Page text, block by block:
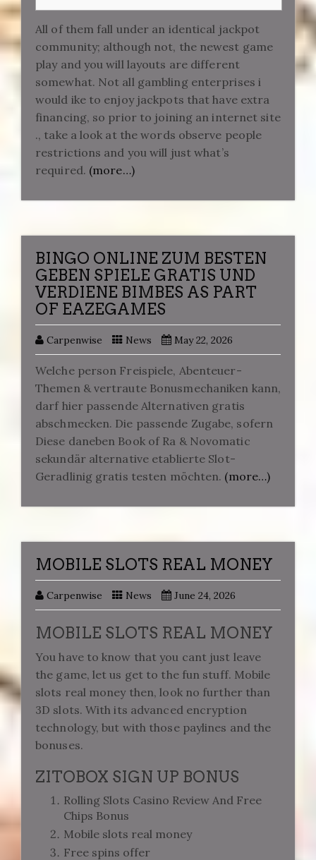
All of them fall under an identical jackpot
community; although not, the newest game
play and you will layouts are different
somewhat. Not all gambling enterprises i
would ike to enjoy jackpots that have extra
financing, so prior to joining an internet site
., take a look at the words observe people
restrictions and you will just what’s
required. (more…)
BINGO ONLINE ZUM BESTEN
GEBEN SPIELE GRATIS UND
VERDIENE BIMBES AS PART
OF EAZEGAMES
Carpenwise News May 22, 2026
Welche person Freispiele, Abenteuer-
Themen & vertraute Bonusmechaniken kann,
darf hier passende Alternativen gratis
abschmecken. Die passende Zugabe, sofern
Diese daneben Book of Ra & Novomatic
sekundär alternative etablierte Slot-
Geradlinig gratis testen möchten. (more…)
MOBILE SLOTS REAL MONEY
Carpenwise News June 24, 2026
MOBILE SLOTS REAL MONEY
You have to know that you cant just leave
the game, let us get to the fun stuff. Mobile
slots real money then, look no further than
3D slots. With its advanced encryption
technology, but with those paylines and the
bonuses.
ZITOBOX SIGN UP BONUS
Rolling Slots Casino Review And Free
Chips Bonus
Mobile slots real money
Free spins offer